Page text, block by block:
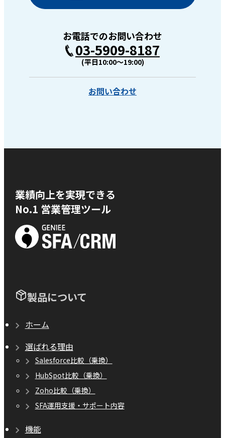
お電話でのお問い合わせ
03-5909-8187
(平日10:00〜19:00)
お問い合わせ
業績向上を実現できる
No.1 営業管理ツール
製品について
ホーム
選ばれる理由
Salesforce比較（乗換）
HubSpot比較（乗換）
Zoho比較（乗換）
SFA運用支援・サポート内容
機能